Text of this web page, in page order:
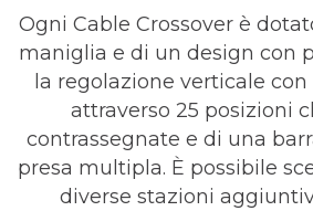
Ogni Cable Crossover è
maniglia e di un design con
la regolazione verticale
attraverso 25 posizioni
contrassegnate e di una
presa multipla. È possibile
diverse stazioni